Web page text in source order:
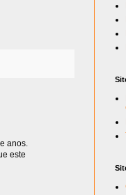
anos.
este